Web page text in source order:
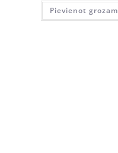
Pievienot grozam